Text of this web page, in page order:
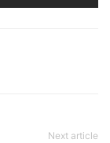
Next article